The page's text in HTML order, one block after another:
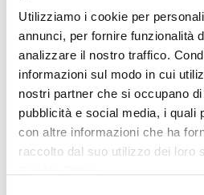
Utilizziamo i cookie per
annunci, per fornire funzionalità
analizzare il nostro traffico.
informazioni sul modo in cui
nostri partner che si occupano
pubblicità e social media, i quali
con altre informazioni che ha
raccolto dal suo utilizzo dei loro
L'Anticristo
Vol. 1 Il nemico dei tempi
Editore Fondazione
Anno pubblicazione2005
Anno recensione 2006
Recensito da Luciano